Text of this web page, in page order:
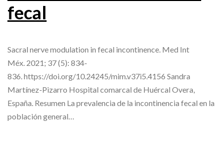
fecal
Sacral nerve modulation in fecal incontinence. Med Int
Méx. 2021; 37 (5): 834-
836. https://doi.org/10.24245/mim.v37i5.4156 Sandra
Martínez-Pizarro Hospital comarcal de Huércal Overa,
España. Resumen La prevalencia de la incontinencia fecal en la
población general…